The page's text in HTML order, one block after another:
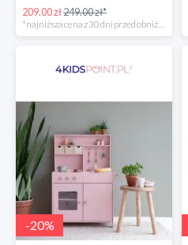
209.00 zł249.00 zł*
-20%